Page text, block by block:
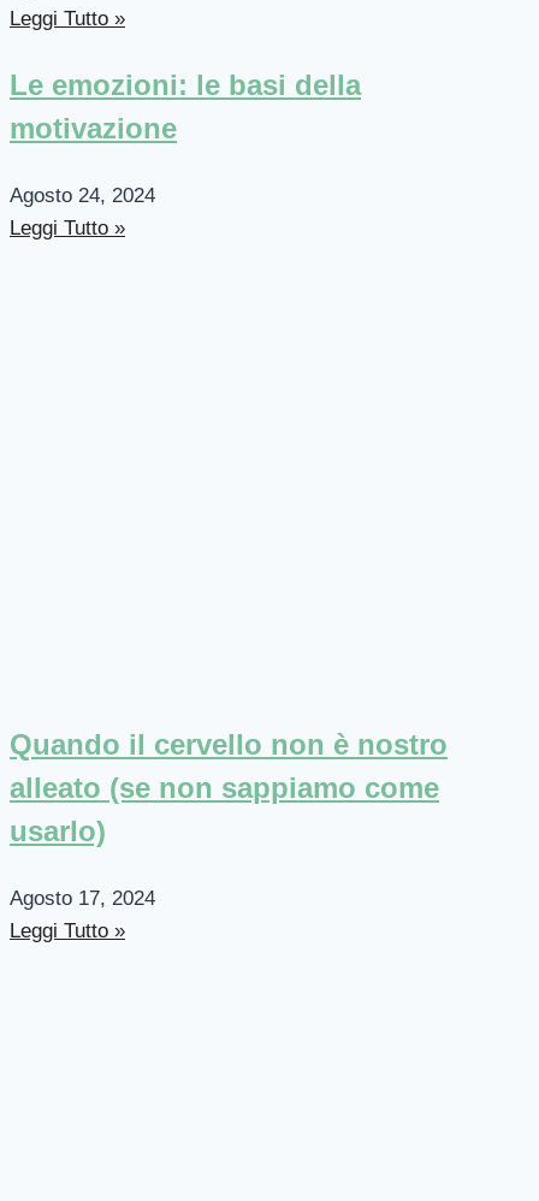
Leggi Tutto »
Le emozioni: le basi della
motivazione
Agosto 24, 2024
Leggi Tutto »
Quando il cervello non è nostro
alleato (se non sappiamo come
usarlo)
Agosto 17, 2024
Leggi Tutto »